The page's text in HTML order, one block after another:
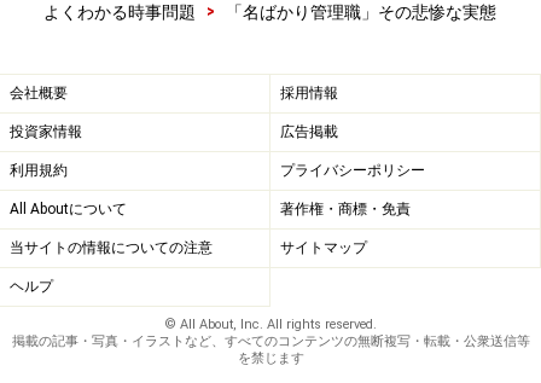
よくわかる時事問題
> 「名ばかり管理職」その悲惨な実態
会社概要 採用情報
投資家情報 広告掲載
利用規約 プライバシーポリシー
All Aboutについて 著作権・商標・免責
当サイトの情報についての注意 サイトマップ
ヘルプ
© All About, Inc. All rights reserved.
掲載の記事・写真・イラストなど、すべてのコンテンツの無断複写・転載・公衆送信等
を禁じます